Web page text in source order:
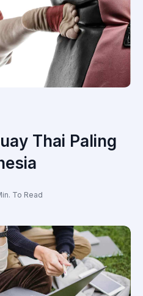
Thai Paling
To Read